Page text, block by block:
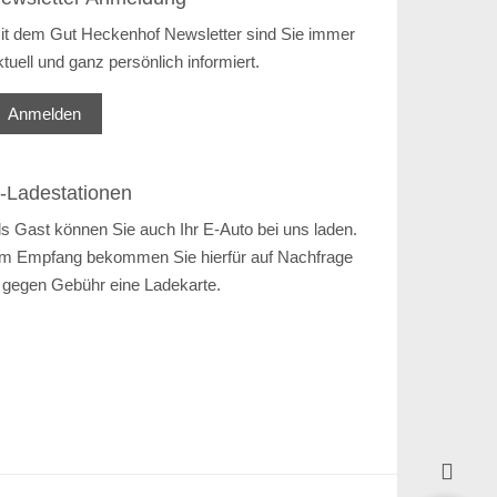
dem Gut Heckenhof Newsletter sind Sie immer
und ganz persönlich informiert.
Anmelden
Ladestationen
Gast können Sie auch Ihr E-Auto bei uns laden.
Empfang bekommen Sie hierfür auf Nachfrage
Gebühr eine Ladekarte.
